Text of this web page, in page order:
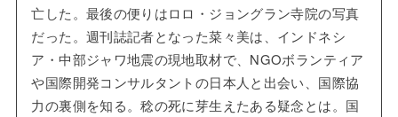
亡した。最後の便りはロロ・ジョングラン寺院の写真
だった。週刊誌記者となった菜々美は、インドネシ
ア・中部ジャワ地震の現地取材で、NGOボランティア
や国際開発コンサルタントの日本人と出会い、国際協
力の裏側を知る。稔の死に芽生えたある疑念とは。国